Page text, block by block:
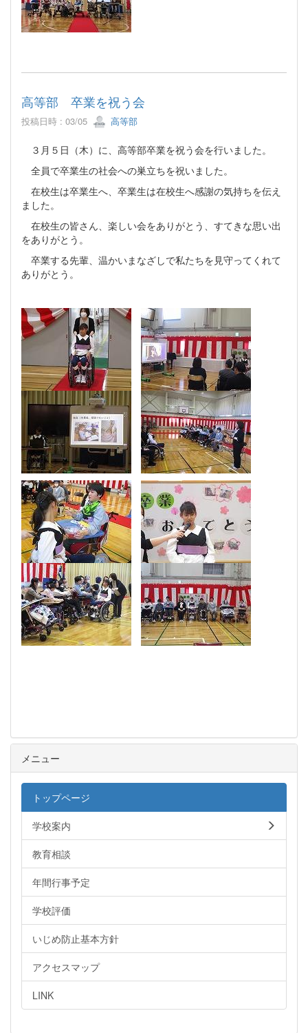
高等部 卒業を祝う会
投稿日時 : 03/05 高等部
３月５日（木）に、高等部卒業を祝う会を行いました。
全員で卒業生の社会への巣立ちを祝いました。
在校生は卒業生へ、卒業生は在校生へ感謝の気持ちを伝え
ました。
在校生の皆さん、楽しい会をありがとう、すてきな思い出
をありがとう。
卒業する先輩、温かいまなざしで私たちを見守ってくれて
ありがとう。
メニュー
トップページ
学校案内
教育相談
年間行事予定
学校評価
いじめ防止基本方針
アクセスマップ
LINK